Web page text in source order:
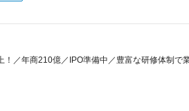
！／年商210億／IPO準備中／豊富な研修体制